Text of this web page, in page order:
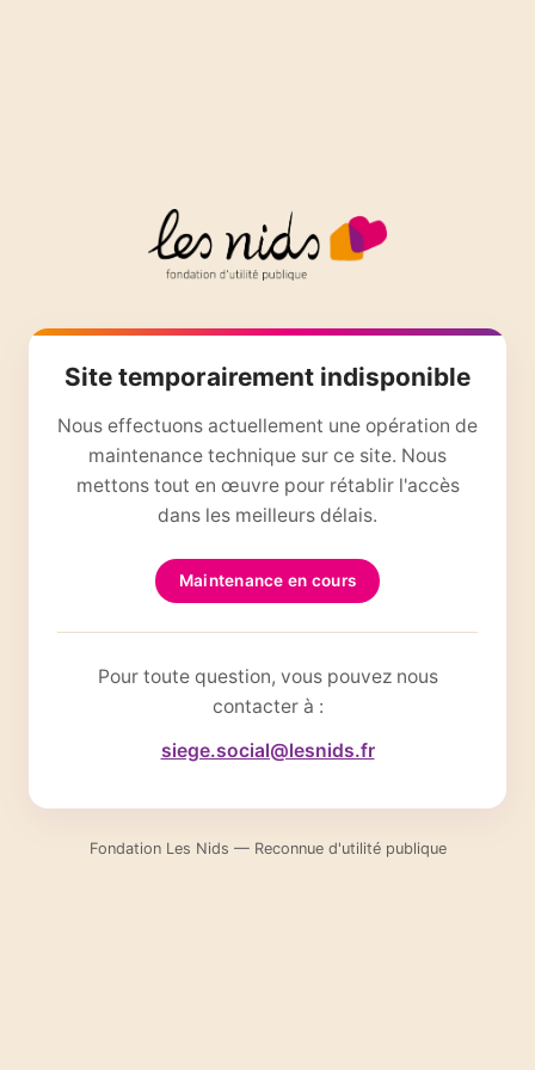
Site temporairement indisponible
Nous effectuons actuellement une opération de
maintenance technique sur ce site. Nous
mettons tout en œuvre pour rétablir l'accès
dans les meilleurs délais.
Maintenance en cours
Pour toute question, vous pouvez nous
contacter à :
siege.social@lesnids.fr
Fondation Les Nids — Reconnue d'utilité publique